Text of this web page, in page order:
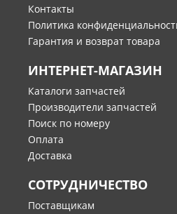
Контакты
Политика
Гарантия и возврат товара
ИНТЕРНЕТ-МАГАЗИН
Каталоги запчастей
Производители запчастей
Поиск по номеру
Оплата
Доставка
СОТРУДНИЧЕСТВО
Поставщикам